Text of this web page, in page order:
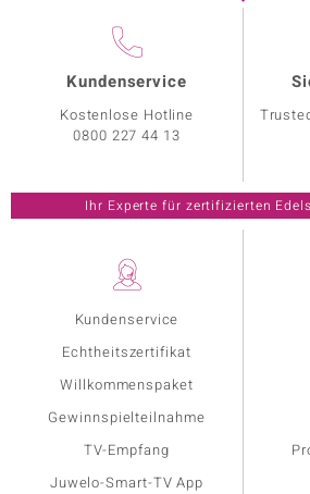
Kundenservice
Echtheitszertifikat
Willkommenspaket
Gewinnspielteilnahme
TV-Empfang
Juwelo-Smart-TV App
Kundenservice
Kostenlose Hotline
0800 227 44 13
Ihr Experte für zertifizierten